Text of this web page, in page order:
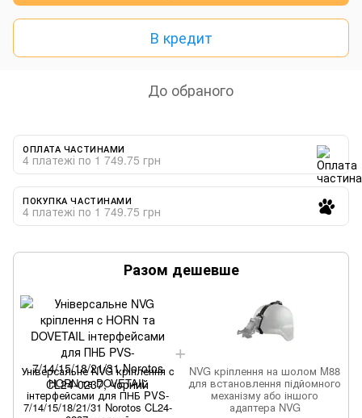
В кредит
До обраного
ОПЛАТА ЧАСТИНАМИ
4 платежі по 1 749.75 грн
ПОКУПКА ЧАСТИНАМИ
4 платежі по 1 749.75 грн
Разом дешевше
Універсальне NVG кріплення c
HORN та DOVETAIL
інтерфейсами для ПНБ PVS-
7/14/15/18/21/31 Norotos CL24-
NVG кріплення на шолом M88
для встановлення підйомного
механізму або іншого
адаптера NVG